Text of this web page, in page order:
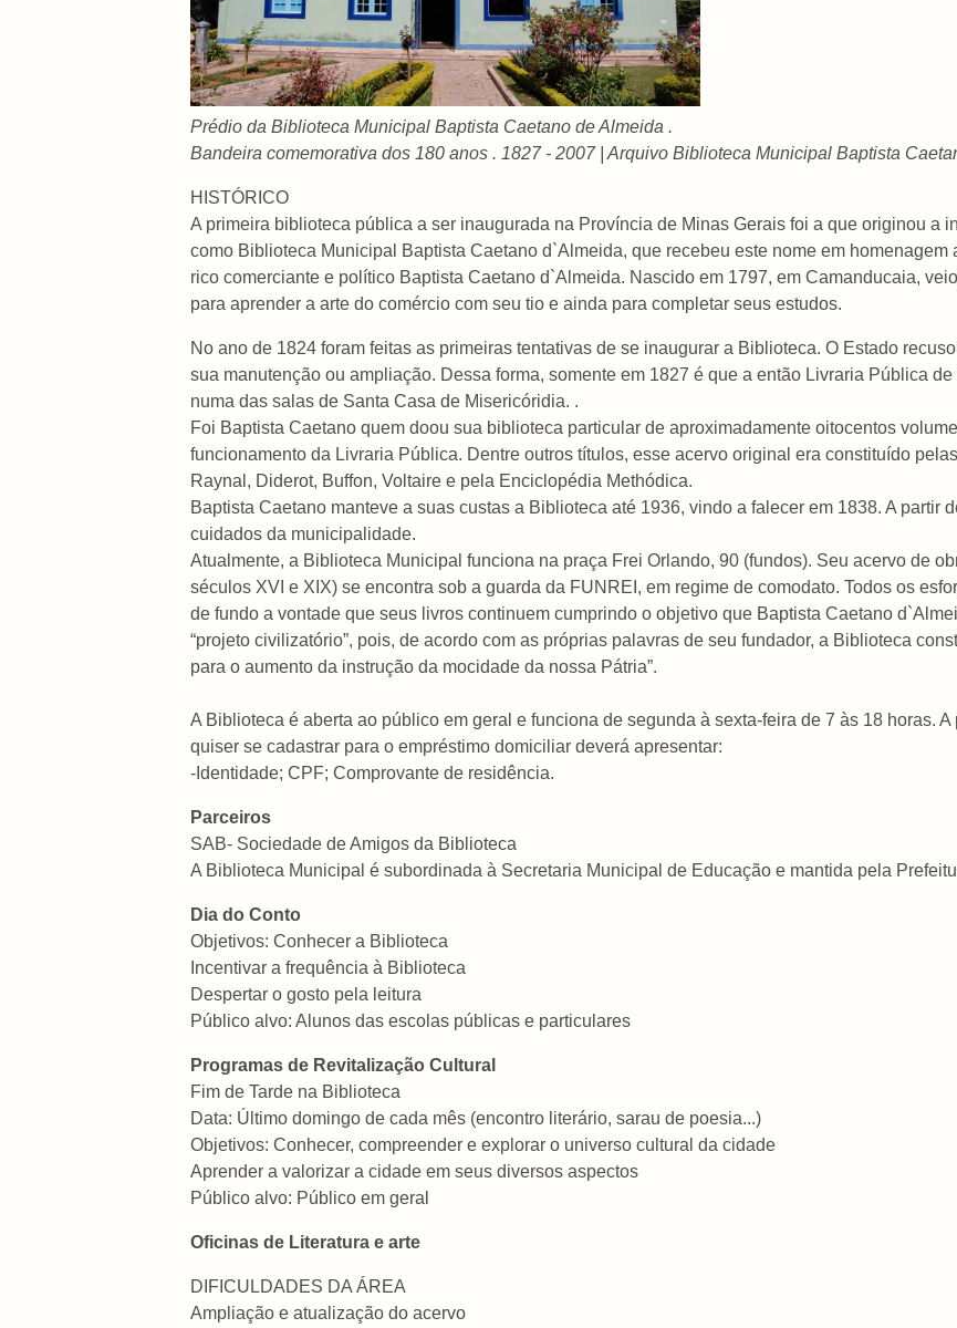
Prédio da Biblioteca Municipal Baptista Caetano de Almeida .
Bandeira comemorativa dos 180 anos . 1827 - 2007 | Arquivo Biblioteca Municipal Baptista
HISTÓRICO
A primeira biblioteca pública a ser inaugurada na Província de Minas Gerais foi a que originou a
como Biblioteca Municipal Baptista Caetano d`Almeida, que recebeu este nome em
rico comerciante e político Baptista Caetano d`Almeida. Nascido em 1797, em Camanducaia,
para aprender a arte do comércio com seu tio e ainda para completar seus estudos.
No ano de 1824 foram feitas as primeiras tentativas de se inaugurar a Biblioteca. O Estado
sua manutenção ou ampliação. Dessa forma, somente em 1827 é que a então Livraria Pública
numa das salas de Santa Casa de Misericóridia. .
Foi Baptista Caetano quem doou sua biblioteca particular de aproximadamente oitocentos
funcionamento da Livraria Pública. Dentre outros títulos, esse acervo original era constituído
Raynal, Diderot, Buffon, Voltaire e pela Enciclopédia Methódica.
Baptista Caetano manteve a suas custas a Biblioteca até 1936, vindo a falecer em 1838. A partir
cuidados da municipalidade.
Atualmente, a Biblioteca Municipal funciona na praça Frei Orlando, 90 (fundos). Seu acervo de
séculos XVI e XIX) se encontra sob a guarda da FUNREI, em regime de comodato. Todos os
de fundo a vontade que seus livros continuem cumprindo o objetivo que Baptista Caetano
“projeto civilizatório”, pois, de acordo com as próprias palavras de seu fundador, a Biblioteca
para o aumento da instrução da mocidade da nossa Pátria”.
A Biblioteca é aberta ao público em geral e funciona de segunda à sexta-feira de 7 às 18 horas.
quiser se cadastrar para o empréstimo domiciliar deverá apresentar:
-Identidade; CPF; Comprovante de residência.
Parceiros
SAB- Sociedade de Amigos da Biblioteca
A Biblioteca Municipal é subordinada à Secretaria Municipal de Educação e mantida pela
Dia do Conto
Objetivos: Conhecer a Biblioteca
Incentivar a frequência à Biblioteca
Despertar o gosto pela leitura
Público alvo: Alunos das escolas públicas e particulares
Programas de Revitalização Cultural
Fim de Tarde na Biblioteca
Data: Último domingo de cada mês (encontro literário, sarau de poesia...)
Objetivos: Conhecer, compreender e explorar o universo cultural da cidade
Aprender a valorizar a cidade em seus diversos aspectos
Público alvo: Público em geral
Oficinas de Literatura e arte
DIFICULDADES DA ÁREA
Ampliação e atualização do acervo